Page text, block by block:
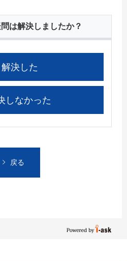
は解決しましたか？
解決した
しなかった
戻る